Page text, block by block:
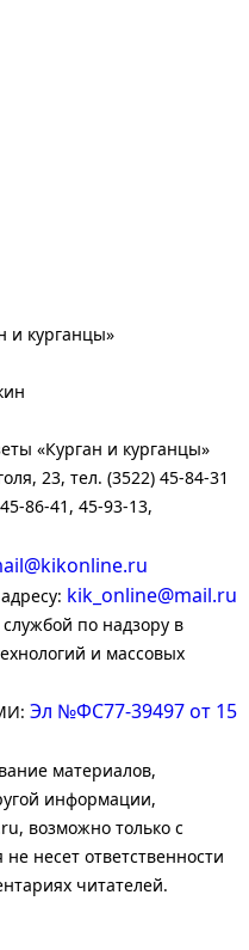
и курганцы»
«Курган и курганцы»
23, тел. (3522) 45-84-31
86-41, 45-93-13,
kik_online@mail.ru
по надзору в
и массовых
Эл №ФС77-39497 от 15
материалов,
информации,
возможно только с
несет ответственности
читателей.